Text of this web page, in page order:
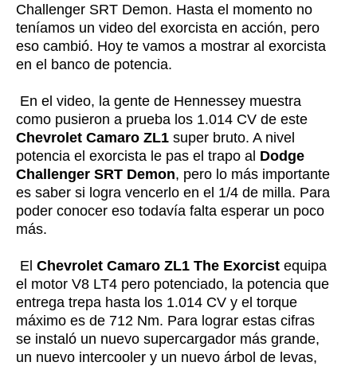
Challenger SRT Demon. Hasta el momento no
teníamos un video del exorcista en acción, pero
eso cambió. Hoy te vamos a mostrar al exorcista
en el banco de potencia.
En el video, la gente de Hennessey muestra
como pusieron a prueba los 1.014 CV de este
Chevrolet Camaro ZL1 super bruto. A nivel
potencia el exorcista le pas el trapo al Dodge
Challenger SRT Demon, pero lo más importante
es saber si logra vencerlo en el 1/4 de milla. Para
poder conocer eso todavía falta esperar un poco
más.
El Chevrolet Camaro ZL1 The Exorcist equipa
el motor V8 LT4 pero potenciado, la potencia que
entrega trepa hasta los 1.014 CV y el torque
máximo es de 712 Nm. Para lograr estas cifras
se instaló un nuevo supercargador más grande,
un nuevo intercooler y un nuevo árbol de levas,